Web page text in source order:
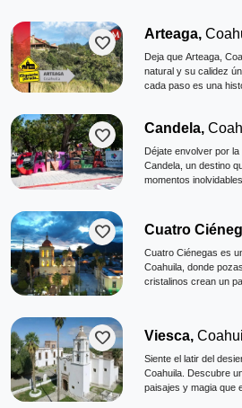
favorite Arteaga,
Deja que Arteaga,
natural y su calidez
cada paso es una
favorite Candela,
Déjate envolver por
Candela, un destino
momentos
favorite Cuatro
Cuatro Ciénegas es
Coahuila, donde
cristalinos crean un
refrescarse en aguas
ecosistemas
favorite Viesca,
Siente el latir del
Coahuila. Descubre
paisajes y magia que